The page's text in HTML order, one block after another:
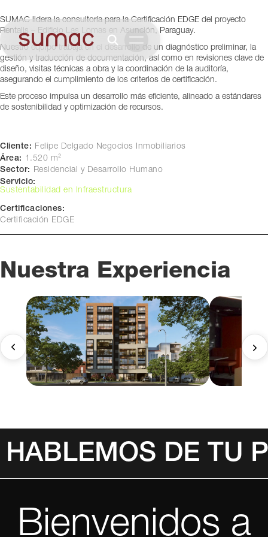
SUMAC lidera la consultoría para la Certificación EDGE del proyecto
Rentalis – Edificio Las Lomas en Asunción, Paraguay.
Nuestro equipo trabaja en el desarrollo de un diagnóstico preliminar, la
gestión y traducción de documentación, así como en revisiones clave de
diseño, visitas técnicas a obra y la coordinación de la auditoría,
asegurando el cumplimiento de los criterios de certificación.
Este proceso impulsa un desarrollo más eficiente, alineado a estándares
de sostenibilidad y optimización de recursos.
Cliente: Felipe Delgado Negocios Inmobiliarios
Área: 1.520 m²
Sector: Residencial y Desarrollo Humano
Servicio:
Sustentabilidad en Infraestructura
Certificaciones:
Certificación EDGE
Nuestra Experiencia
HABLEMOS DE TU
Bienvenidos a